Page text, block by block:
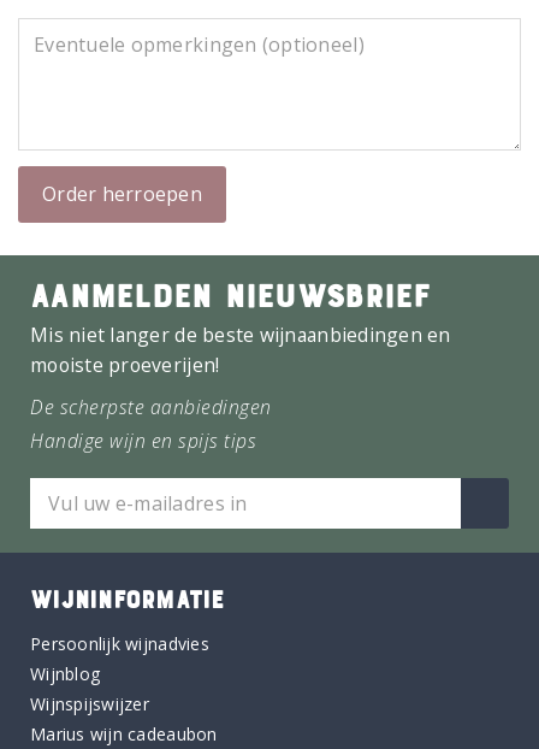
Order herroepen
AANMELDEN NIEUWSBRIEF
Mis niet langer de beste wijnaanbiedingen en
mooiste proeverijen!
De scherpste aanbiedingen
Handige wijn en spijs tips
WIJNINFORMATIE
Persoonlijk wijnadvies
Wijnblog
Wijnspijswijzer
Marius wijn cadeaubon